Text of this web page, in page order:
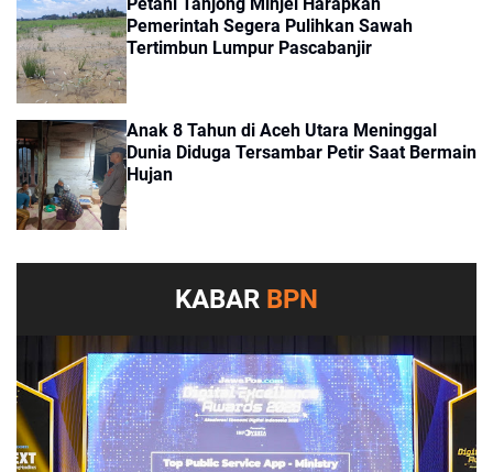
Pemerintah Segera Pulihkan Sawah
Tertimbun Lumpur Pascabanjir
Anak 8 Tahun di Aceh Utara Meninggal
Dunia Diduga Tersambar Petir Saat Bermain
Hujan
KABAR BPN